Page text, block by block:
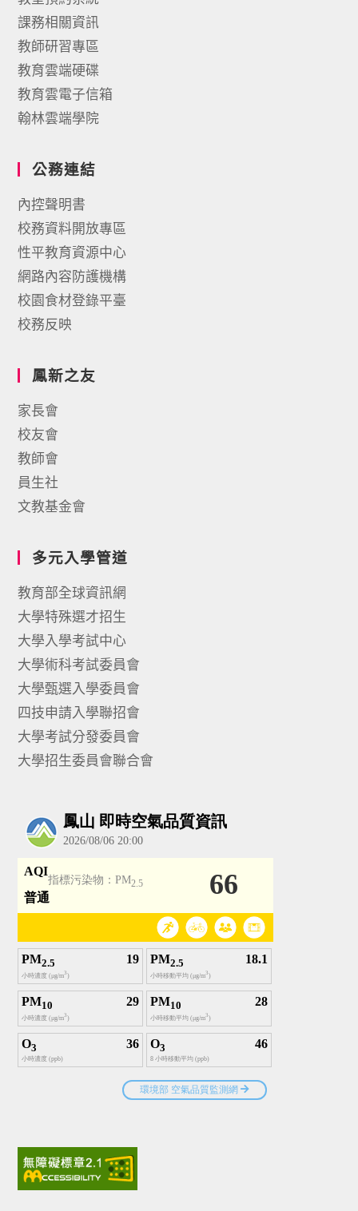
課務相關資訊
教師研習專區
教育雲端硬碟
教育雲電子信箱
翰林雲端學院
公務連結
內控聲明書
校務資料開放專區
性平教育資源中心
網路內容防護機構
校園食材登錄平臺
校務反映
鳳新之友
家長會
校友會
教師會
員生社
文教基金會
多元入學管道
教育部全球資訊網
大學特殊選才招生
大學入學考試中心
大學術科考試委員會
大學甄選入學委員會
四技申請入學聯招會
大學考試分發委員會
大學招生委員會聯合會